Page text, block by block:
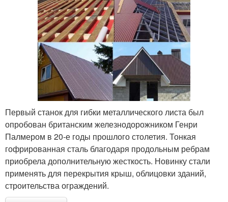
Первый станок для гибки металлического листа был
опробован британским железнодорожником Генри
Палмером в 20-е годы прошлого столетия. Тонкая
гофрированная сталь благодаря продольным ребрам
приобрела дополнительную жесткость. Новинку стали
применять для перекрытия крыш, облицовки зданий,
строительства ограждений.